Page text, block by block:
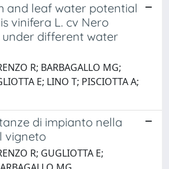
and leaf water potential
vinifera L. cv Nero
under different water
R; BARBAGALLO MG;
E; LINO T; PISCIOTTA A;
di impianto nella
vigneto
R; GUGLIOTTA E;